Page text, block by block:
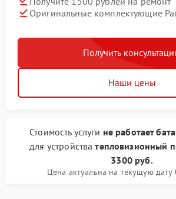
Оригинальные комплектующие
Получить
Наши цены
Стоимость услуги не работает
для устройстватепловизионный
3300 руб.
Цена актуальна на текущую дату